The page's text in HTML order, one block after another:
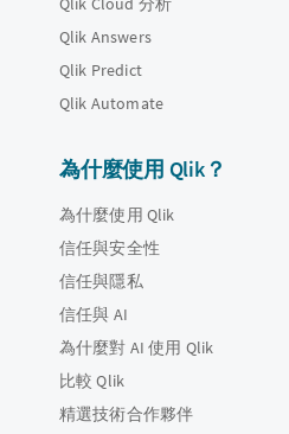
Qlik Answers
Qlik Predict
Qlik Automate
為什麼使用 Qlik？
為什麼使用 Qlik
信任與安全性
信任與隱私
信任與 AI
為什麼對 AI 使用 Qlik
比較 Qlik
精選技術合作夥伴